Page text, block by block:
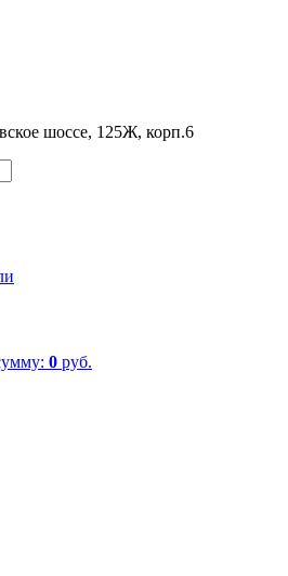
шоссе, 125Ж, корп.6
0 руб.